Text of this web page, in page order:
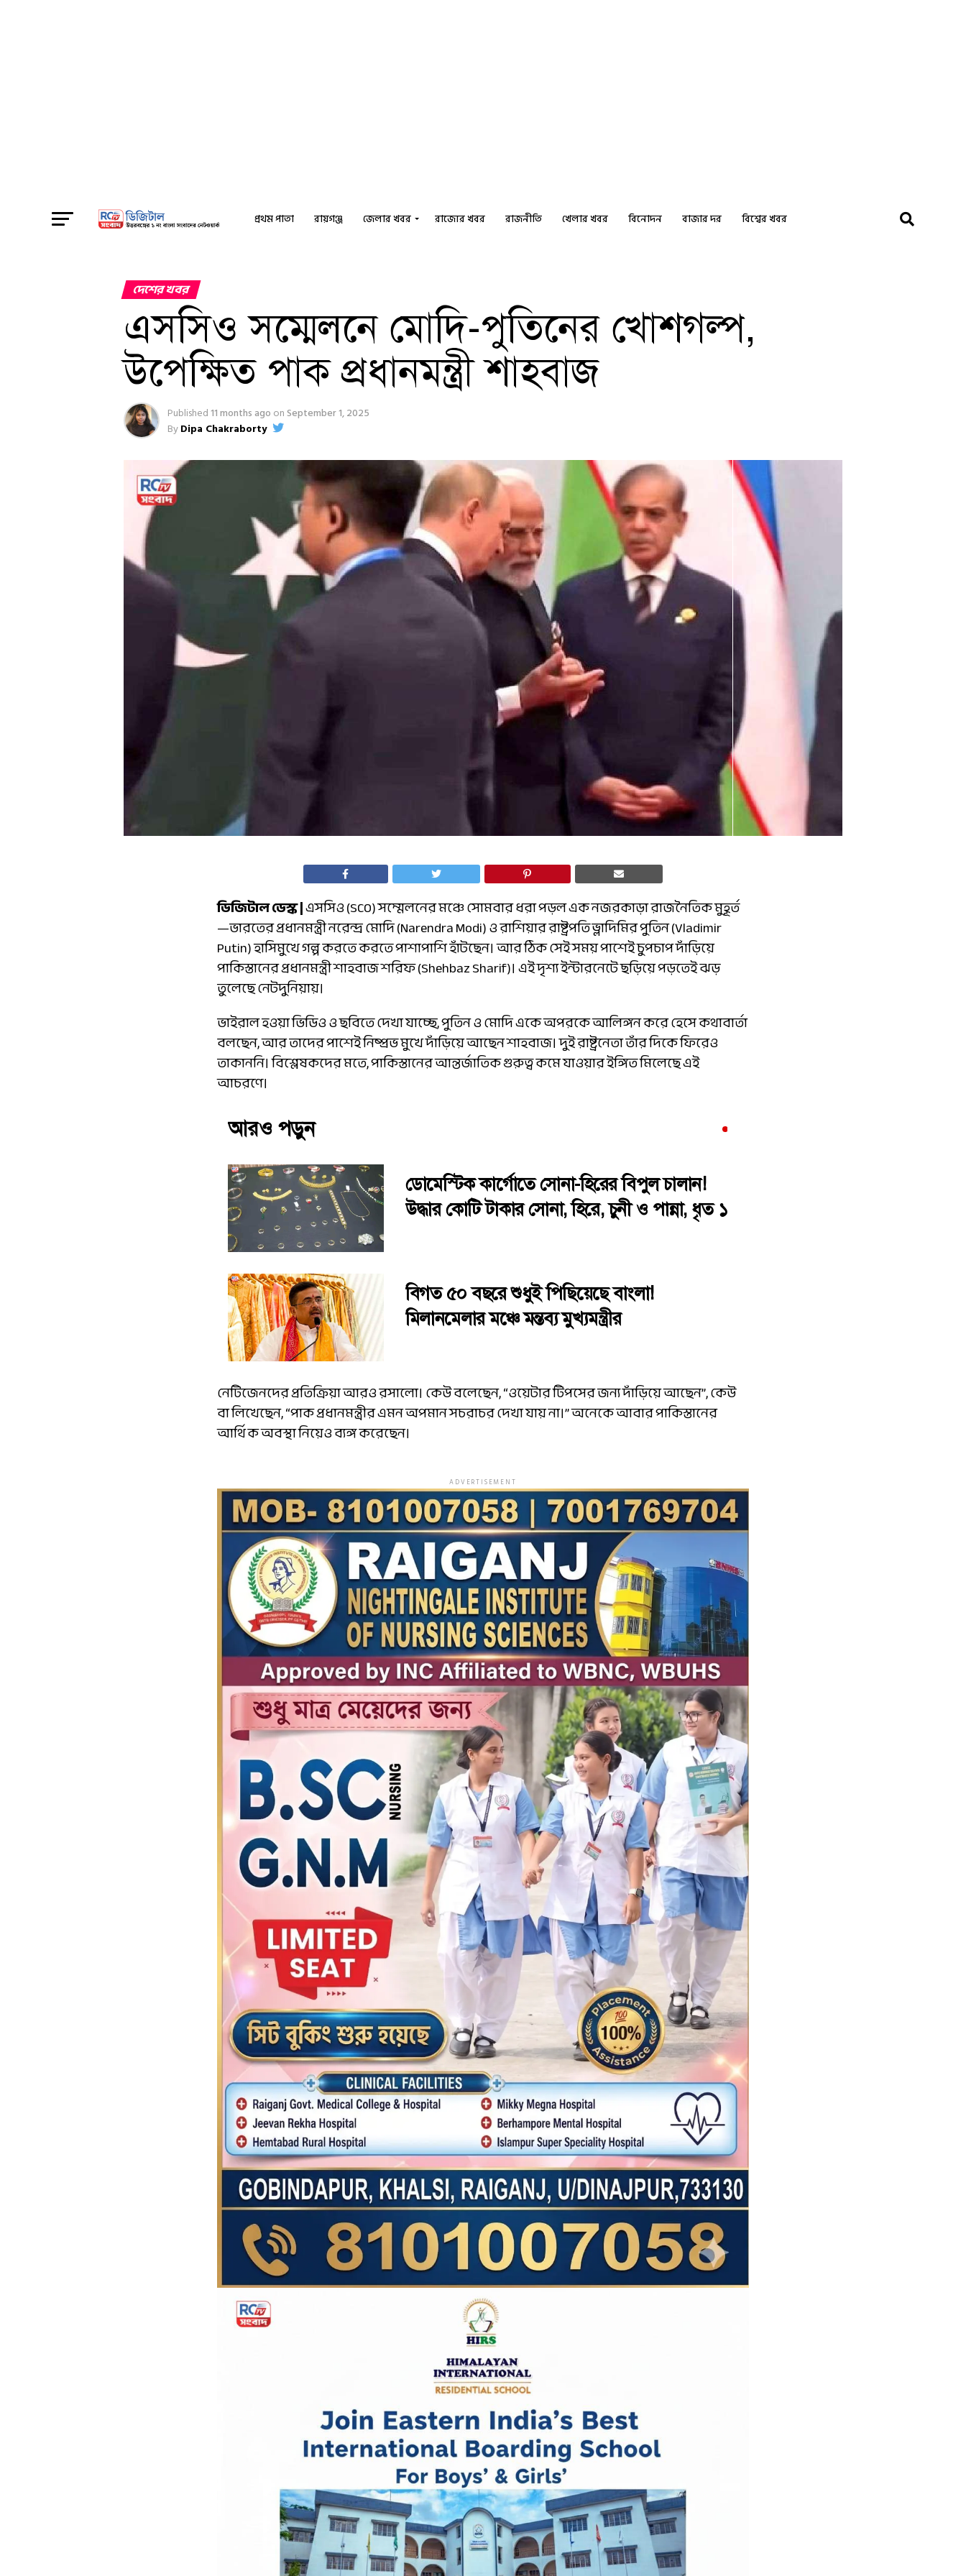
প্রথম পাতা রায়গঞ্জ জেলার খবর রাজ্যের খবর রাজনীতি খেলার খবর বিনোদন বাজার দর বিশ্বের খবর
দেশের খবর
এসসিও সম্মেলনে মোদি-পুতিনের খোশগল্প,
উপেক্ষিত পাক প্রধানমন্ত্রী শাহবাজ
Published 11 months ago onSeptember 1, 2025
ByDipa Chakraborty
ডিজিটাল ডেস্ক |এসসিও (SCO) সম্মেলনের মঞ্চে সোমবার ধরা পড়ল এক নজরকাড়া রাজনৈতিক মুহূর্ত
—ভারতের প্রধানমন্ত্রী নরেন্দ্র মোদি (Narendra Modi) ও রাশিয়ার রাষ্ট্রপতি ভ্লাদিমির পুতিন (Vladimir
Putin) হাসিমুখে গল্প করতে করতে পাশাপাশি হাঁটছেন। আর ঠিক সেই সময় পাশেই চুপচাপ দাঁড়িয়ে
পাকিস্তানের প্রধানমন্ত্রী শাহবাজ শরিফ (Shehbaz Sharif)। এই দৃশ্য ইন্টারনেটে ছড়িয়ে পড়তেই ঝড়
তুলেছে নেটদুনিয়ায়।
ভাইরাল হওয়া ভিডিও ও ছবিতে দেখা যাচ্ছে, পুতিন ও মোদি একে অপরকে আলিঙ্গন করে হেসে কথাবার্তা
বলছেন, আর তাদের পাশেই নিষ্প্রভ মুখে দাঁড়িয়ে আছেন শাহবাজ। দুই রাষ্ট্রনেতা তাঁর দিকে ফিরেও
তাকাননি। বিশ্লেষকদের মতে, পাকিস্তানের আন্তর্জাতিক গুরুত্ব কমে যাওয়ার ইঙ্গিত মিলেছে এই
আচরণে।
আরও পড়ুন
ডোমেস্টিক কার্গোতে সোনা-হিরের বিপুল চালান!
উদ্ধার কোটি টাকার সোনা, হিরে, চুনী ও পান্না, ধৃত ১
বিগত ৫০ বছরে শুধুই পিছিয়েছে বাংলা!
মিলানমেলার মঞ্চে মন্তব্য মুখ্যমন্ত্রীর
নেটিজেনদের প্রতিক্রিয়া আরও রসালো। কেউ বলেছেন, “ওয়েটার টিপসের জন্য দাঁড়িয়ে আছেন”, কেউ
বা লিখেছেন, “পাক প্রধানমন্ত্রীর এমন অপমান সচরাচর দেখা যায় না।” অনেকে আবার পাকিস্তানের
আর্থিক অবস্থা নিয়েও ব্যঙ্গ করেছেন।
ADVERTISEMENT